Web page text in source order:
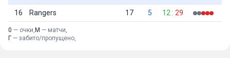
16 Rangers 17 5 12 : 29
0 — очки, М — матчи,
Г — забито/пропущено,